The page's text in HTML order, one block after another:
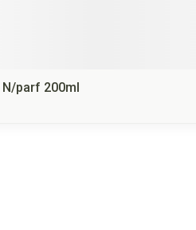
N/parf 200ml